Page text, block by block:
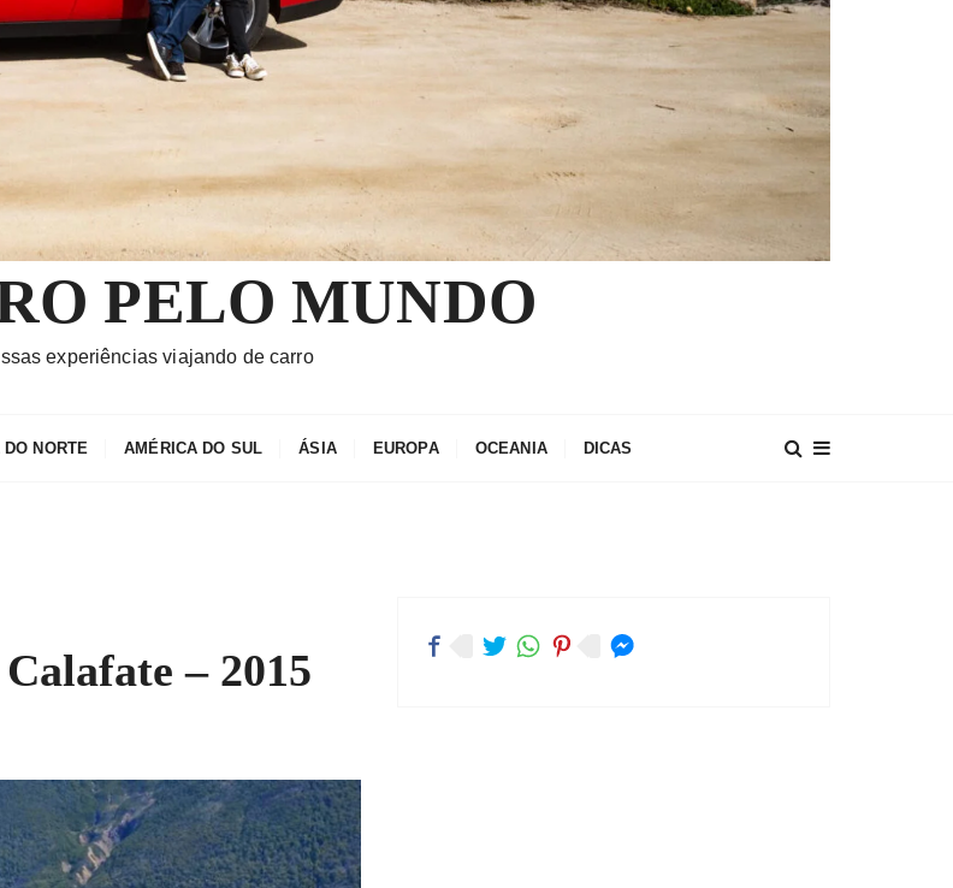
PELO MUNDO
experiências viajando de carro
NORTE AMÉRICA DO SUL ÁSIA EUROPA OCEANIA DICAS
– 2015